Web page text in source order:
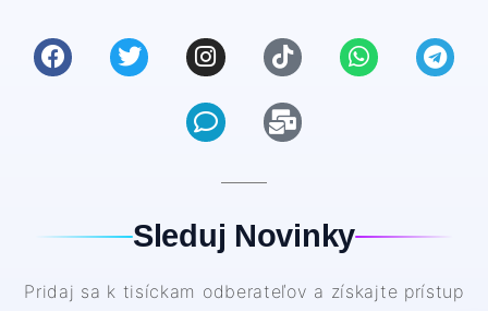
Sleduj Novinky
Pridaj sa k tisíckam odberateľov a získajte prístup